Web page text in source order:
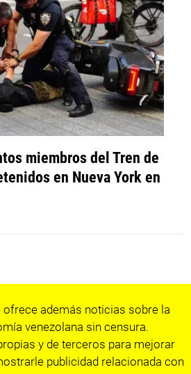
miembros del Tren de
en Nueva York en
ofrece además noticias sobre la
venezolana sin censura.
y de terceros para mejorar
publicidad relacionada con